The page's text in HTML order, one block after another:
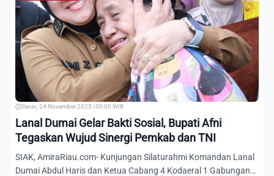
Senin, 24 November 2025 | 00:00 WIB
Lanal Dumai Gelar Bakti Sosial, Bupati Afni
Tegaskan Wujud Sinergi Pemkab dan TNI
SIAK, AmiraRiau.com- Kunjungan Silaturahmi Komandan Lanal
Dumai Abdul Haris dan Ketua Cabang 4 Kodaeral 1 Gabungan